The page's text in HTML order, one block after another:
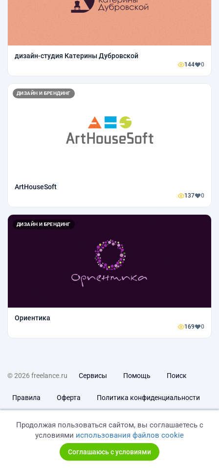
дизайн-студия Катерины Дубровской
144 0
ДИЗАЙН И БРЕНДИНГ
ArtHouseSoft
137 0
ДИЗАЙН И БРЕНДИНГ
Ориентика
169 0
© 2026 freelance.ru Сервисы Помощь Поиск
Правила Оферта Политика конфиденциальности
Продолжая пользоваться сайтом, вы соглашаетесь с
условиями использования файлов cookie
Соглашаюсь с условиями